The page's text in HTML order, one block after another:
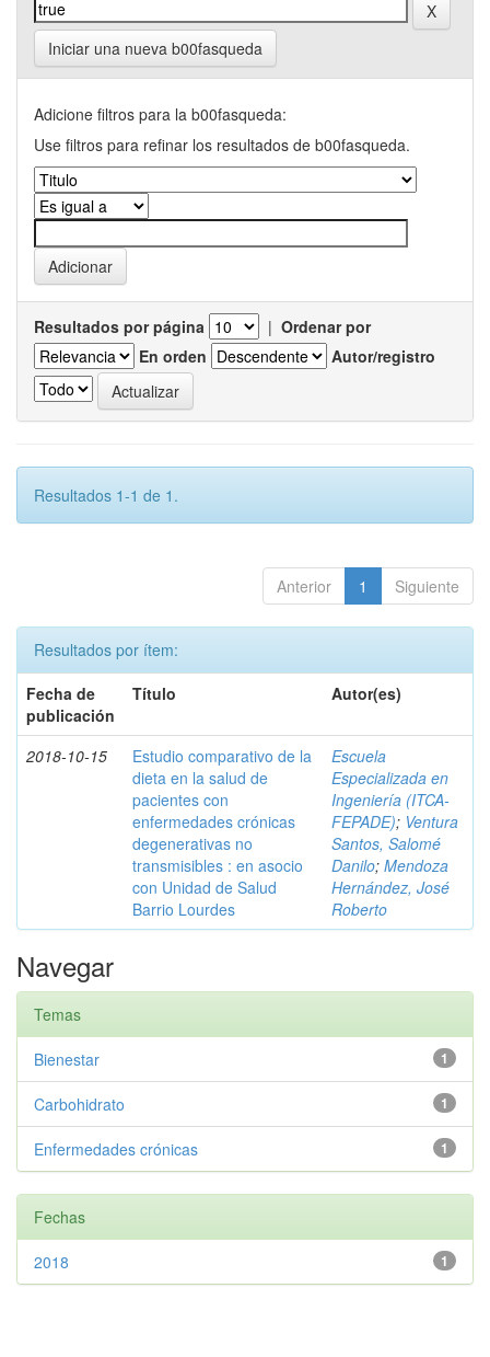
Iniciar una nueva b00fasqueda
Adicione filtros para la b00fasqueda:
Use filtros para refinar los resultados de b00fasqueda.
Resultados por página | Ordenar por
En orden
Autor/registro
Resultados 1-1 de 1.
Anterior 1 Siguiente
Resultados por ítem:
Fecha de
publicación
Título Autor(es)
2018-10-15
Estudio comparativo de la
dieta en la salud de
pacientes con
enfermedades crónicas
degenerativas no
transmisibles : en asocio
con Unidad de Salud
Barrio Lourdes
Escuela
Especializada en
Ingeniería (ITCA-
FEPADE); Ventura
Santos, Salomé
Danilo; Mendoza
Hernández, José
Roberto
Navegar
Temas
1
Bienestar
1
Carbohidrato
1
Enfermedades crónicas
Fechas
1
2018